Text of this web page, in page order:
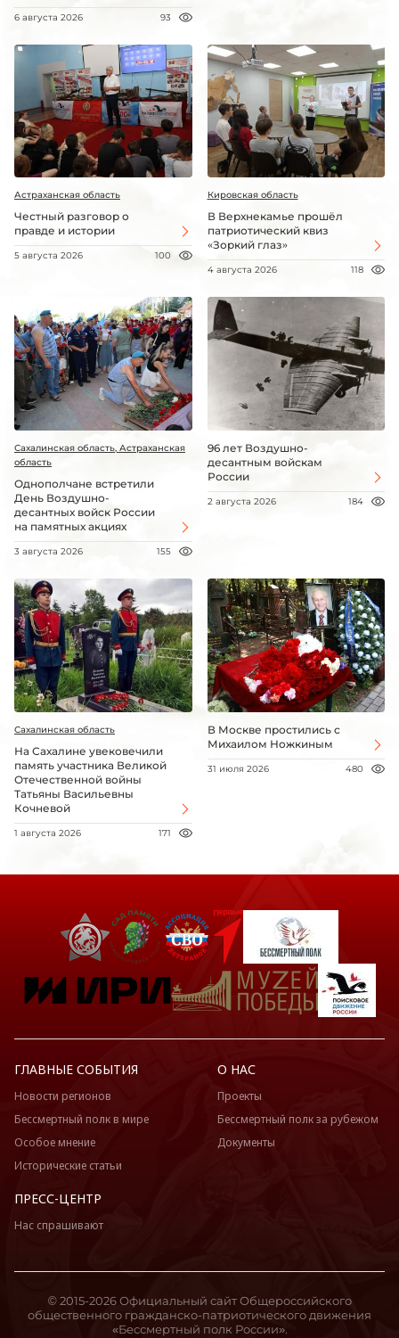
6 августа 2026 93
Астраханская область
Честный разговор о
правде и истории
5 августа 2026 100
Кировская область
В Верхнекамье прошёл
патриотический квиз
«Зоркий глаз»
4 августа 2026 118
Сахалинская область, Астраханская
область
Однополчане встретили
День Воздушно-
десантных войск России
на памятных акциях
3 августа 2026 155
96 лет Воздушно-
десантным войскам
России
2 августа 2026 184
Сахалинская область
На Сахалине увековечили
память участника Великой
Отечественной войны
Татьяны Васильевны
Кочневой
1 августа 2026 171
В Москве простились с
Михаилом Ножкиным
31 июля 2026 480
ГЛАВНЫЕ СОБЫТИЯ
Новости регионов
Бессмертный полк в мире
Особое мнение
Исторические статьи
О НАС
Проекты
Бессмертный полк за рубежом
Документы
ПРЕСС-ЦЕНТР
Нас спрашивают
© 2015-2026 Официальный сайт Общероссийского
общественного гражданско-патриотического движения
«Бессмертный полк России».